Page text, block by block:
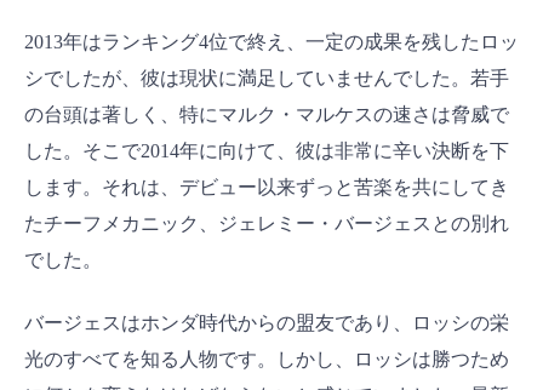
2013年はランキング4位で終え、一定の成果を残したロッ
シでしたが、彼は現状に満足していませんでした。若手
の台頭は著しく、特にマルク・マルケスの速さは脅威で
した。そこで2014年に向けて、彼は非常に辛い決断を下
します。それは、デビュー以来ずっと苦楽を共にしてき
たチーフメカニック、ジェレミー・バージェスとの別れ
でした。
バージェスはホンダ時代からの盟友であり、ロッシの栄
光のすべてを知る人物です。しかし、ロッシは勝つため